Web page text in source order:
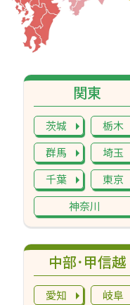
中部･甲信越
愛知
岐阜
関東
茨城
栃木
群馬
埼玉
千葉
東京
神奈川